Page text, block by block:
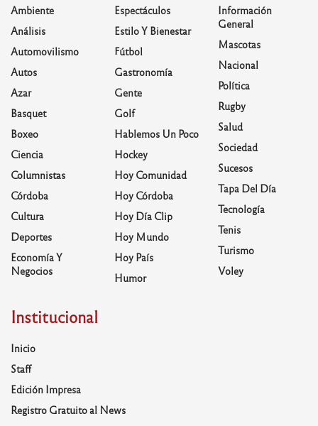
Ambiente
Análisis
Automovilismo
Autos
Azar
Basquet
Boxeo
Ciencia
Columnistas
Córdoba
Cultura
Deportes
Economía Y
Negocios
Espectáculos
Estilo Y Bienestar
Fútbol
Gastronomía
Gente
Golf
Hablemos Un Poco
Hockey
Hoy Comunidad
Hoy Córdoba
Hoy Día Clip
Hoy Mundo
Hoy País
Humor
Información
General
Mascotas
Nacional
Política
Rugby
Salud
Sociedad
Sucesos
Tapa Del Día
Tecnología
Tenis
Turismo
Voley
Institucional
Inicio
Staff
Edición Impresa
Registro Gratuito al News